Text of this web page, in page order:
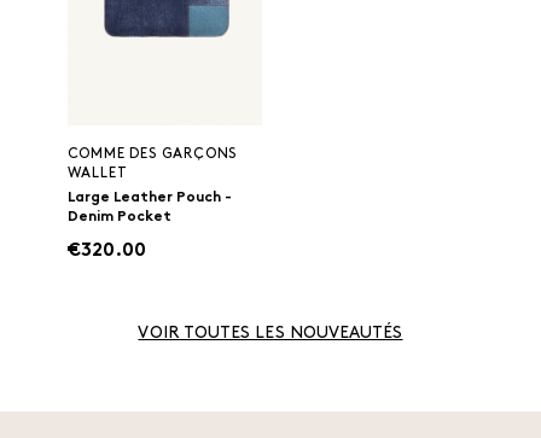
COMME DES GARÇONS
WALLET
Large Leather Pouch -
Denim Pocket
€320.00
VOIR TOUTES LES NOUVEAUTÉS